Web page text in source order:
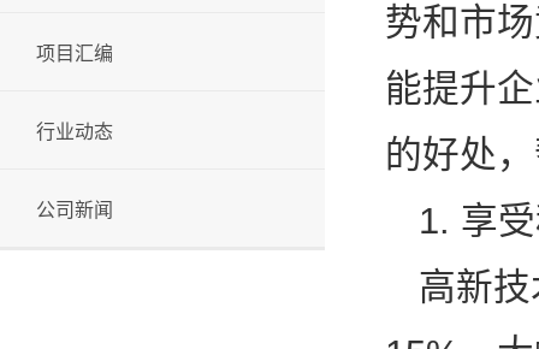
势和市
能提升
的好处
1. 享
高新
项目汇编
行业动态
公司新闻